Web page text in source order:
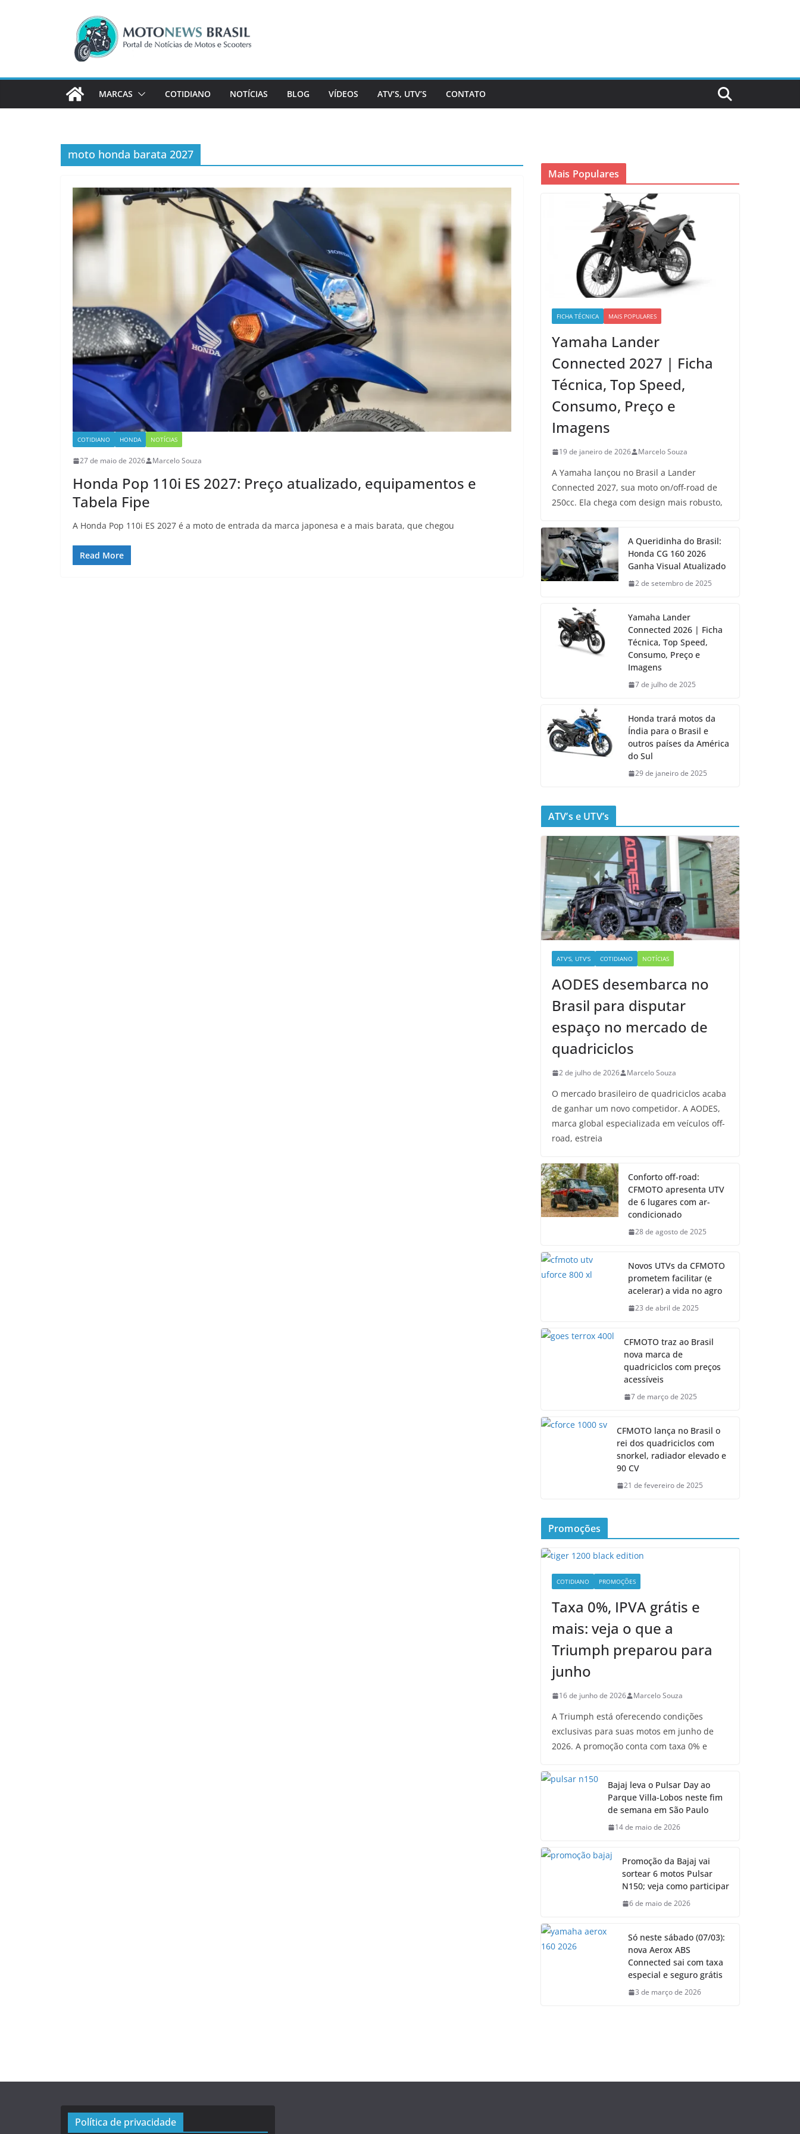
MARCAS COTIDIANO NOTÍCIAS BLOG VÍDEOS ATV’S, UTV’S CONTATO
moto honda barata 2027
COTIDIANO HONDA NOTÍCIAS
27 de maio de 2026 Marcelo Souza
Honda Pop 110i ES 2027: Preço atualizado, equipamentos e
Tabela Fipe
A Honda Pop 110i ES 2027 é a moto de entrada da marca japonesa e a mais barata, que chegou
Read More
Mais Populares
FICHA TÉCNICA MAIS POPULARES
Yamaha Lander
Connected 2027 | Ficha
Técnica, Top Speed,
Consumo, Preço e
Imagens
19 de janeiro de 2026 Marcelo Souza
A Yamaha lançou no Brasil a Lander
Connected 2027, sua moto on/off-road de
250cc. Ela chega com design mais robusto,
A Queridinha do Brasil:
Honda CG 160 2026
Ganha Visual Atualizado
2 de setembro de 2025
Yamaha Lander
Connected 2026 | Ficha
Técnica, Top Speed,
Consumo, Preço e
Imagens
7 de julho de 2025
Honda trará motos da
Índia para o Brasil e
outros países da América
do Sul
29 de janeiro de 2025
ATV’s e UTV’s
ATV'S, UTV'S COTIDIANO NOTÍCIAS
AODES desembarca no
Brasil para disputar
espaço no mercado de
quadriciclos
2 de julho de 2026 Marcelo Souza
O mercado brasileiro de quadriciclos acaba
de ganhar um novo competidor. A AODES,
marca global especializada em veículos off-
road, estreia
Conforto off-road:
CFMOTO apresenta UTV
de 6 lugares com ar-
condicionado
28 de agosto de 2025
Novos UTVs da CFMOTO
prometem facilitar (e
acelerar) a vida no agro
23 de abril de 2025
CFMOTO traz ao Brasil
nova marca de
quadriciclos com preços
acessíveis
7 de março de 2025
CFMOTO lança no Brasil o
rei dos quadriciclos com
snorkel, radiador elevado e
90 CV
21 de fevereiro de 2025
Promoções
COTIDIANO PROMOÇÕES
Taxa 0%, IPVA grátis e
mais: veja o que a
Triumph preparou para
junho
16 de junho de 2026 Marcelo Souza
A Triumph está oferecendo condições
exclusivas para suas motos em junho de
2026. A promoção conta com taxa 0% e
Bajaj leva o Pulsar Day ao
Parque Villa-Lobos neste fim
de semana em São Paulo
14 de maio de 2026
Promoção da Bajaj vai
sortear 6 motos Pulsar
N150; veja como participar
6 de maio de 2026
Só neste sábado (07/03):
nova Aerox ABS
Connected sai com taxa
especial e seguro grátis
3 de março de 2026
Política de privacidade